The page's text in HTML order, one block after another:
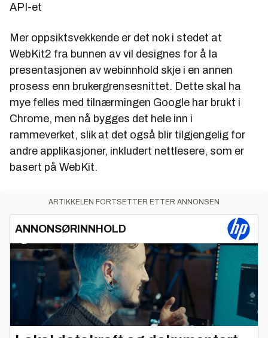
API-et
Mer oppsiktsvekkende er det nok i stedet at
WebKit2 fra bunnen av vil designes for å la
presentasjonen av webinnhold skje i en annen
prosess enn brukergrensesnittet. Dette skal ha
mye felles med tilnærmingen Google har brukt i
Chrome, men nå bygges det hele inn i
rammeverket, slik at det også blir tilgjengelig for
andre applikasjoner, inkludert nettlesere, som er
basert på WebKit.
ARTIKKELEN FORTSETTER ETTER ANNONSEN
ANNONSØRINNHOLD